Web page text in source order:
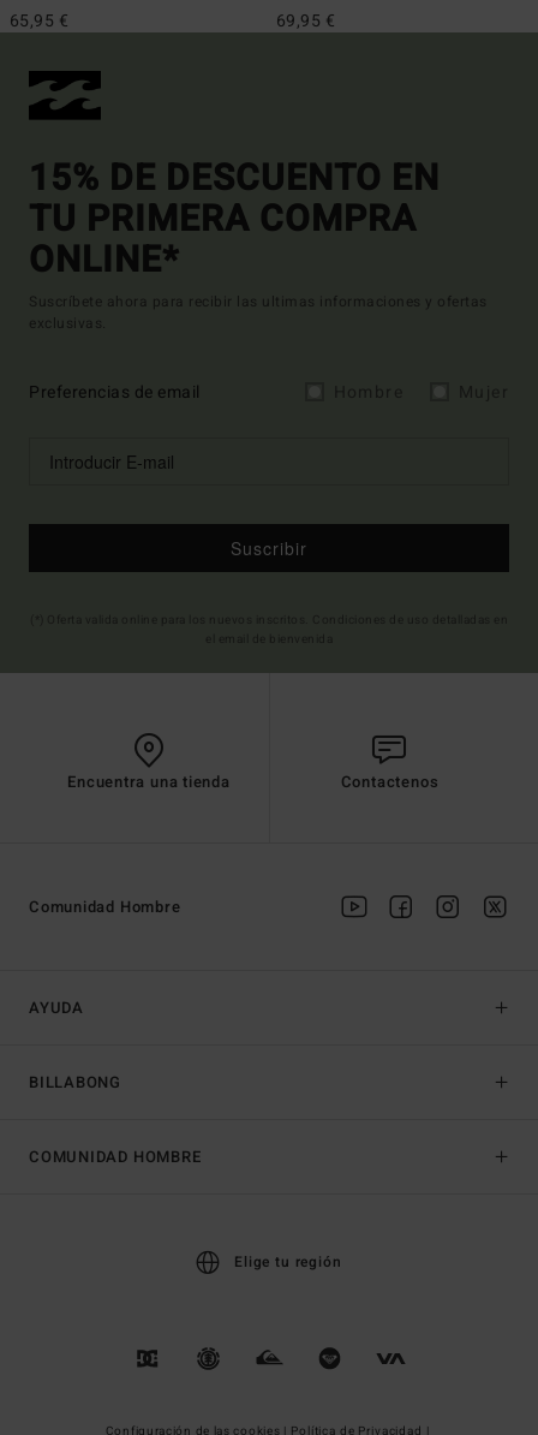
65,95 € 69,95 €
15% DE DESCUENTO EN
TU PRIMERA COMPRA
ONLINE*
Suscríbete ahora para recibir las ultimas informaciones y ofertas
exclusivas.
Preferencias de email
Suscribir
Encuentra una tienda Contactenos
AYUDA
BILLABONG
Comunidad Hombre
COMUNIDAD HOMBRE
Elige tu región
Configuración de las cookies | Política de Privacidad |